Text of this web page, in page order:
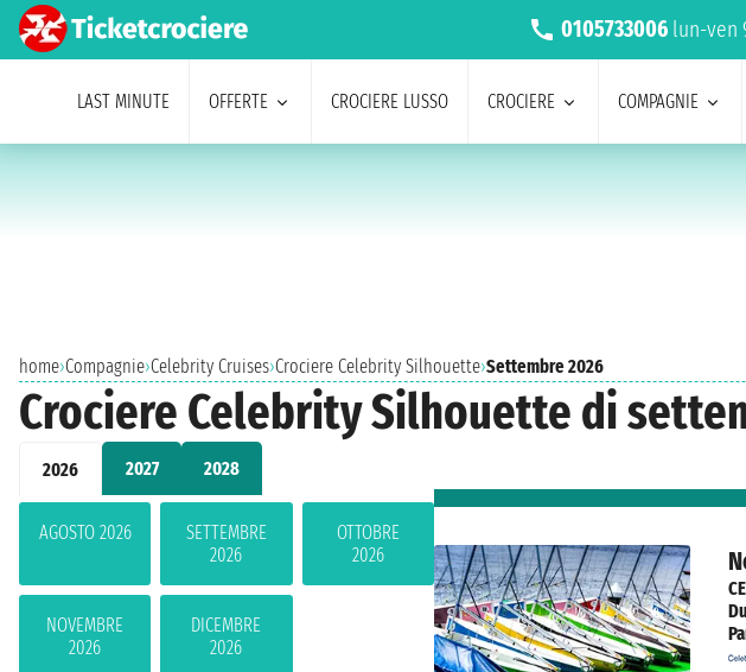
0105733006 lun-ven
LAST MINUTE OFFERTE CROCIERE LUSSO CROCIERE COMPAGNIE
home›Compagnie›Celebrity Cruises›Crociere Celebrity Silhouette›Settembre 2026
Crociere Celebrity Silhouette di
2026 2027 2028
AGOSTO 2026
SETTEMBRE
2026
OTTOBRE
2026
NOVEMBRE
2026
DICEMBRE
2026